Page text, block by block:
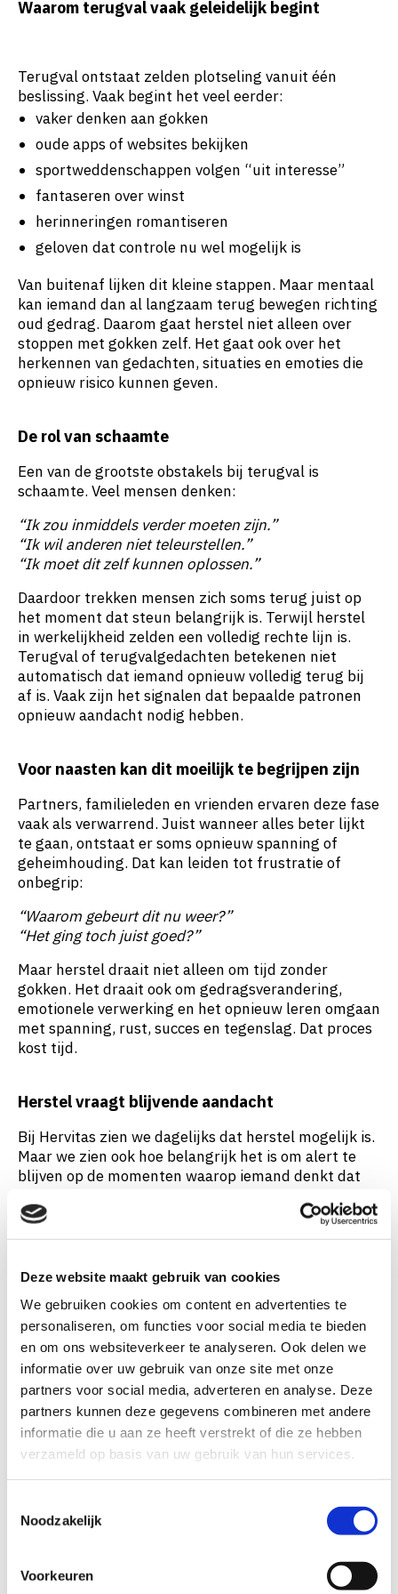
Deze website maakt gebruik van cookies
We gebruiken cookies om content en advertenties te
personaliseren, om functies voor social media te bieden
en om ons websiteverkeer te analyseren. Ook delen we
informatie over uw gebruik van onze site met onze
partners voor social media, adverteren en analyse. Deze
partners kunnen deze gegevens combineren met andere
informatie die u aan ze heeft verstrekt of die ze hebben
verzameld op basis van uw gebruik van hun services.
Noodzakelijk
Voorkeuren
Waarom terugval vaak geleidelijk begint
Terugval ontstaat zelden plotseling vanuit één
beslissing. Vaak begint het veel eerder:
vaker denken aan gokken
oude apps of websites bekijken
sportweddenschappen volgen “uit interesse”
fantaseren over winst
herinneringen romantiseren
geloven dat controle nu wel mogelijk is
Van buitenaf lijken dit kleine stappen. Maar mentaal
kan iemand dan al langzaam terug bewegen richting
oud gedrag. Daarom gaat herstel niet alleen over
stoppen met gokken zelf. Het gaat ook over het
herkennen van gedachten, situaties en emoties die
opnieuw risico kunnen geven.
De rol van schaamte
Een van de grootste obstakels bij terugval is
schaamte. Veel mensen denken:
“Ik zou inmiddels verder moeten zijn.”
“Ik wil anderen niet teleurstellen.”
“Ik moet dit zelf kunnen oplossen.”
Daardoor trekken mensen zich soms terug juist op
het moment dat steun belangrijk is. Terwijl herstel
in werkelijkheid zelden een volledig rechte lijn is.
Terugval of terugvalgedachten betekenen niet
automatisch dat iemand opnieuw volledig terug bij
af is. Vaak zijn het signalen dat bepaalde patronen
opnieuw aandacht nodig hebben.
Voor naasten kan dit moeilijk te begrijpen zijn
Partners, familieleden en vrienden ervaren deze fase
vaak als verwarrend. Juist wanneer alles beter lijkt
te gaan, ontstaat er soms opnieuw spanning of
geheimhouding. Dat kan leiden tot frustratie of
onbegrip:
“Waarom gebeurt dit nu weer?”
“Het ging toch juist goed?”
Maar herstel draait niet alleen om tijd zonder
gokken. Het draait ook om gedragsverandering,
emotionele verwerking en het opnieuw leren omgaan
met spanning, rust, succes en tegenslag. Dat proces
kost tijd.
Herstel vraagt blijvende aandacht
Bij Hervitas zien we dagelijks dat herstel mogelijk is.
Maar we zien ook hoe belangrijk het is om alert te
blijven op de momenten waarop iemand denkt dat
voor onderschatting. Daarom gaat duurzaam herstel
niet alleen over stoppen met gokken, maar ook over:
leren omgaan met emoties
open communicatie
ondersteuning durven accepteren
herkennen van risicomomenten
stap voor stap opnieuw vertrouwen opbouwen
Niet vanuit angst, maar vanuit bewustzijn. Want
herstel betekent niet dat iemand nooit meer
kwetsbaar mag zijn. Het betekent dat iemand leert
herkennen wat er nodig is om niet opnieuw vast te
WK voetbal en online gokken: wanneer word